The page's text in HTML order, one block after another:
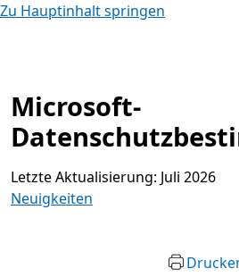
Zu Hauptinhalt springen
Microsoft-
Letzte Aktualisierung: Juli 2026
Neuigkeiten